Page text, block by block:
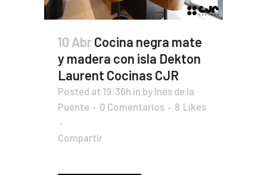
10 AbrCocina negra mate
y madera con isla Dekton
Laurent Cocinas CJR
Posted at 19:36h in by Inés de la
Puente
0 Comentarios 8 Likes
Compartir